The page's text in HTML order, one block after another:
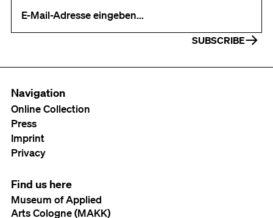
SUBSCRIBE
Navigation
Online Collection
Press
Imprint
Privacy
Find us here
Museum of Applied
Arts Cologne (MAKK)